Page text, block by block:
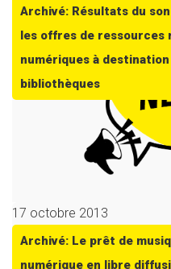
Archivé: Résultats du
les offres de ressources
numériques à
bibliothèques
17 octobre 2013
Archivé: Le prêt de
numérique en libre